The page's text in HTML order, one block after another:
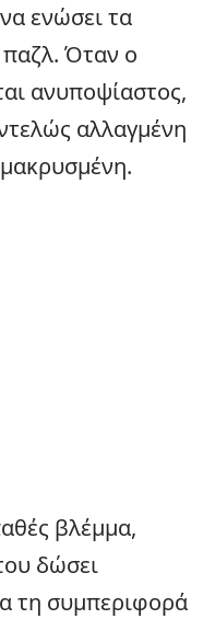
ενώσει τα
παζλ. Όταν ο
ανυποψίαστος,
αλλαγμένη
βλέμμα,
δώσει
τη συμπεριφορά